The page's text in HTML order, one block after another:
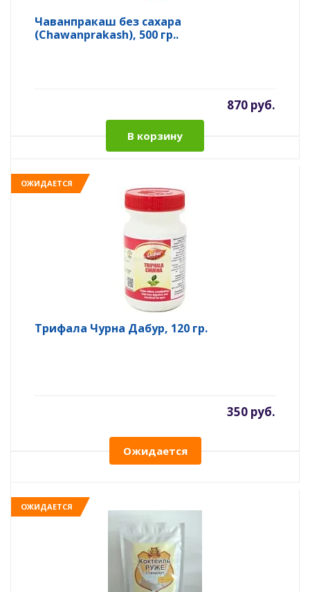
Чаванпракаш без сахара
(Chawanprakash), 500 гр..
870 руб.
В корзину
ОЖИДАЕТСЯ
Трифала Чурна Дабур, 120 гр.
350 руб.
Ожидается
ОЖИДАЕТСЯ